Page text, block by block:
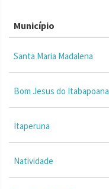
Município
Santa Maria Madalena
Bom Jesus do Itabapoana
Itaperuna
Natividade